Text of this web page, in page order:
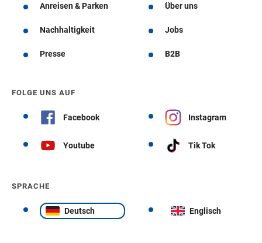
Anreisen & Parken Über uns
Nachhaltigkeit Jobs
Presse B2B
FOLGE UNS AUF
Facebook Instagram
Youtube Tik Tok
SPRACHE
Deutsch Englisch